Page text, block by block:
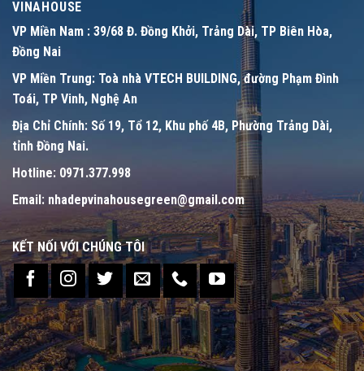
VINAHOUSE
VP Miền Nam : 39/68 Đ. Đồng Khởi, Trảng Dài, TP Biên Hòa,
Đồng Nai
VP Miền Trung: Toà nhà VTECH BUILDING, đường Phạm Đình
Toái, TP Vinh, Nghệ An
Địa Chỉ Chính: Số 19, Tổ 12, Khu phố 4B, Phường Trảng Dài,
tỉnh Đồng Nai.
Hotline: 0971.377.998
Email: nhadepvinahousegreen@gmail.com
KẾT NỐI VỚI CHÚNG TÔI